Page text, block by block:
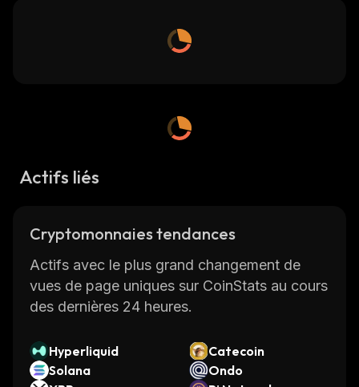
Actifs liés
Cryptomonnaies tendances
Actifs avec le plus grand changement de
vues de page uniques sur CoinStats au cours
des dernières 24 heures.
Hyperliquid
Catecoin
Solana
Ondo